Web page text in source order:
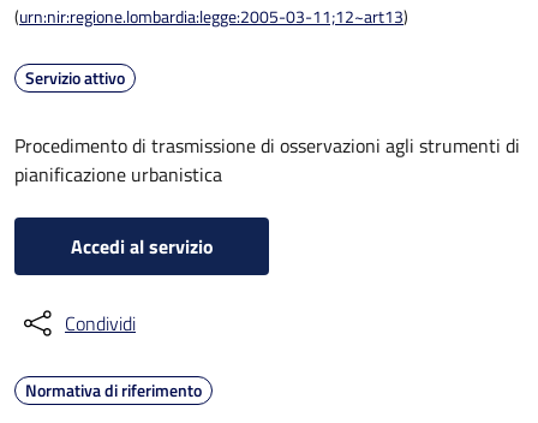
(urn:nir:regione.lombardia:legge:2005-03-11;12~art13)
Servizio attivo
Procedimento di trasmissione di osservazioni agli strumenti di
pianificazione urbanistica
Accedi al servizio
Condividi
Normativa di riferimento